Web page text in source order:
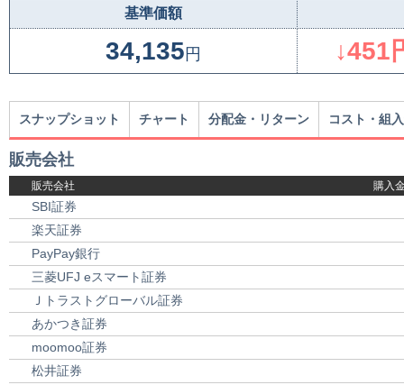
基準価額
34,135 円 ↓451
スナップショット チャート 分配金・リターン コスト・組
販売会社
販売会社 購入
SBI証券
楽天証券
PayPay銀行
三菱UFJ eスマート証券
Ｊトラストグローバル証券
あかつき証券
moomoo証券
松井証券